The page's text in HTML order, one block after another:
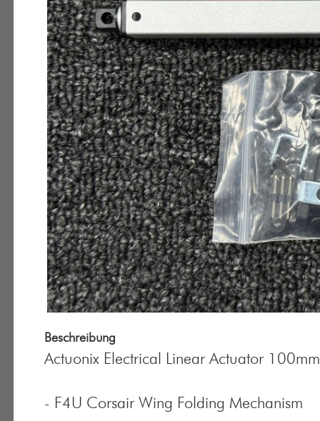
Beschreibung
Actuonix Electrical Linear Actuator
- F4U Corsair Wing Folding Mechanism